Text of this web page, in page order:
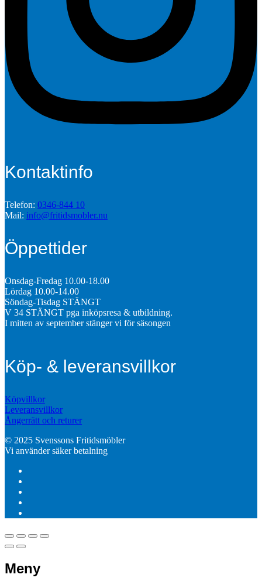
Kontaktinfo
Telefon: 0346-844 10
Mail: info@fritidsmobler.nu
Öppettider
Onsdag-Fredag 10.00-18.00
Lördag 10.00-14.00
Söndag-Tisdag STÄNGT
V 34 STÄNGT pga inköpsresa & utbildning.
I mitten av september stänger vi för säsongen
Köp- & leveransvillkor
Köpvillkor
Leveransvillkor
Ångerrätt och returer
© 2025 Svenssons Fritidsmöbler
Vi använder säker betalning
Meny